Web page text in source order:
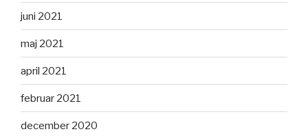
juni 2021
maj 2021
april 2021
februar 2021
december 2020